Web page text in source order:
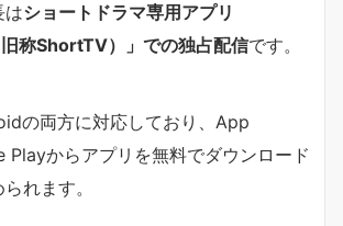
はショートドラマ専用アプリ
称ShortTV）」での独占配信です。
の両方に対応しており、App
からアプリを無料でダウンロード
れます。